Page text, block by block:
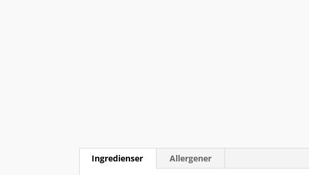
Ingredienser Allergener